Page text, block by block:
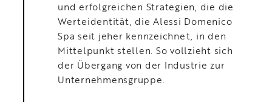
und erfolgreichen Strategien, die die
Werteidentität, die Alessi Domenico
Spa seit jeher kennzeichnet, in den
Mittelpunkt stellen. So vollzieht sich
der Übergang von der Industrie zur
Unternehmensgruppe.